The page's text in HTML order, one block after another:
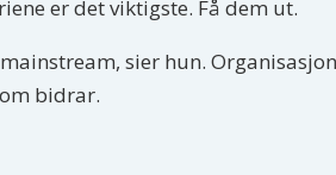
er det viktigste. Få dem ut.
sier hun.
bidrar.